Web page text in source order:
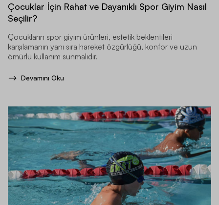
Çocuklar İçin Rahat ve Dayanıklı Spor Giyim Nasıl
Seçilir?
Çocukların spor giyim ürünleri, estetik beklentileri
karşılamanın yanı sıra hareket özgürlüğü, konfor ve uzun
ömürlü kullanım sunmalıdır.
Devamını Oku